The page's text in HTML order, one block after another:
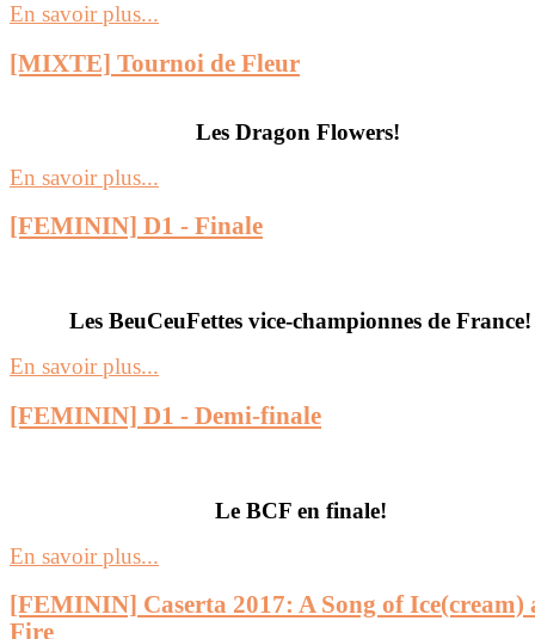
En savoir plus...
[MIXTE] Tournoi de Fleur
Les Dragon Flowers!
En savoir plus...
[FEMININ] D1 - Finale
Les BeuCeuFettes vice-championnes de France!
En savoir plus...
[FEMININ] D1 - Demi-finale
Le BCF en finale!
En savoir plus...
[FEMININ] Caserta 2017: A Song of Ice(cream)
Fire